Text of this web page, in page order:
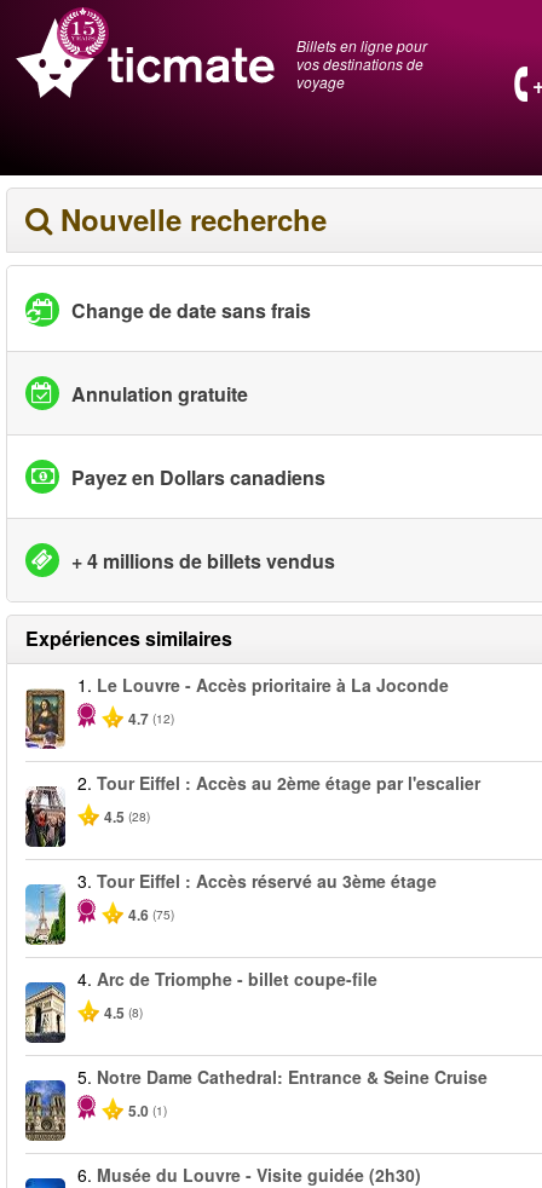
Billets en ligne pour
vos destinations de
voyage
Nouvelle recherche
Change de date sans frais
Annulation gratuite
Payez en Dollars canadiens
+ 4 millions de billets vendus
Expériences similaires
1. Le Louvre - Accès prioritaire à La Joconde
4.7 (12)
2. Tour Eiffel : Accès au 2ème étage par l'escalier
4.5 (28)
3. Tour Eiffel : Accès réservé au 3ème étage
4.6 (75)
4. Arc de Triomphe - billet coupe-file
4.5 (8)
5. Notre Dame Cathedral: Entrance & Seine Cruise
5.0 (1)
6. Musée du Louvre - Visite guidée (2h30)